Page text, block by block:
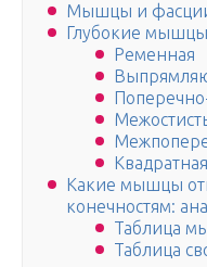
Мышцы и
Глубокие
Ременная
Какие мышцы
конечностям:
Таблица
Таблица